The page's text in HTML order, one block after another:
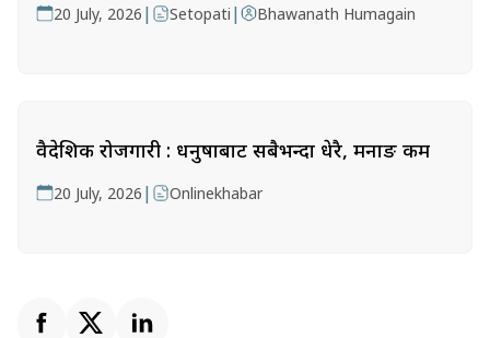
20 July, 2026 | Setopati | Bhawanath Humagain
वैदेशिक रोजगारी : धनुषाबाट सबैभन्दा धेरै, मनाङ कम
20 July, 2026 | Onlinekhabar